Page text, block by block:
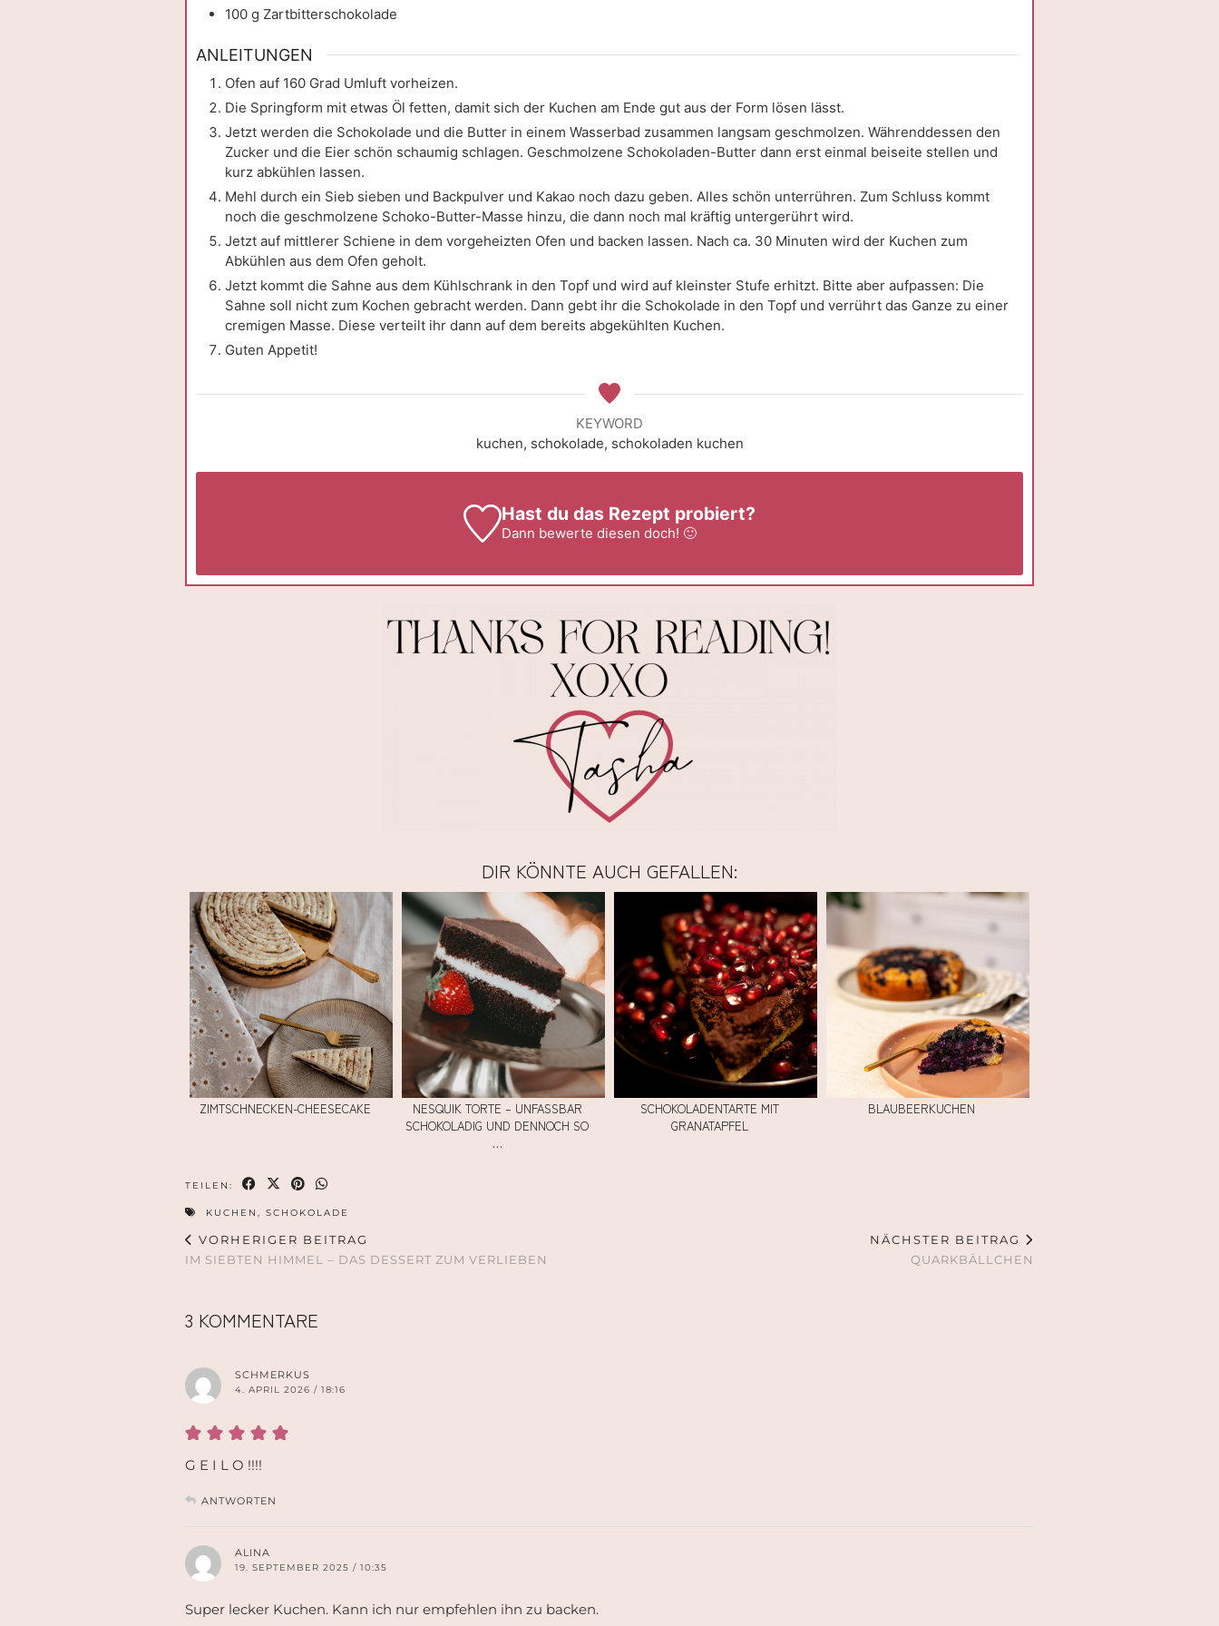
100 g Zartbitterschokolade
ANLEITUNGEN
Ofen auf 160 Grad Umluft vorheizen.
Die Springform mit etwas Öl fetten, damit sich der Kuchen am Ende gut aus der Form lösen lässt.
Jetzt werden die Schokolade und die Butter in einem Wasserbad zusammen langsam geschmolzen. Währenddessen den
Zucker und die Eier schön schaumig schlagen. Geschmolzene Schokoladen-Butter dann erst einmal beiseite stellen und
kurz abkühlen lassen.
Mehl durch ein Sieb sieben und Backpulver und Kakao noch dazu geben. Alles schön unterrühren. Zum Schluss kommt
noch die geschmolzene Schoko-Butter-Masse hinzu, die dann noch mal kräftig untergerührt wird.
Jetzt auf mittlerer Schiene in dem vorgeheizten Ofen und backen lassen. Nach ca. 30 Minuten wird der Kuchen zum
Abkühlen aus dem Ofen geholt.
Jetzt kommt die Sahne aus dem Kühlschrank in den Topf und wird auf kleinster Stufe erhitzt. Bitte aber aufpassen: Die
Sahne soll nicht zum Kochen gebracht werden. Dann gebt ihr die Schokolade in den Topf und verrührt das Ganze zu einer
cremigen Masse. Diese verteilt ihr dann auf dem bereits abgekühlten Kuchen.
Guten Appetit!
KEYWORD
kuchen, schokolade, schokoladen kuchen
Hast du das Rezept probiert?
Dann bewerte diesen doch! 🙂
DIR KÖNNTE AUCH GEFALLEN:
ZIMTSCHNECKEN-CHEESECAKE
NESQUIK TORTE – UNFASSBAR
SCHOKOLADIG UND DENNOCH SO
…
SCHOKOLADENTARTE MIT
GRANATAPFEL
BLAUBEERKUCHEN
TEILEN:
KUCHEN , SCHOKOLADE
VORHERIGER BEITRAG
IM SIEBTEN HIMMEL – DAS DESSERT ZUM VERLIEBEN
NÄCHSTER BEITRAG
QUARKBÄLLCHEN
3 KOMMENTARE
SCHMERKUS
4. APRIL 2026 / 18:16
G E I L O !!!!
ANTWORTEN
ALINA
19. SEPTEMBER 2025 / 10:35
Super lecker Kuchen. Kann ich nur empfehlen ihn zu backen.